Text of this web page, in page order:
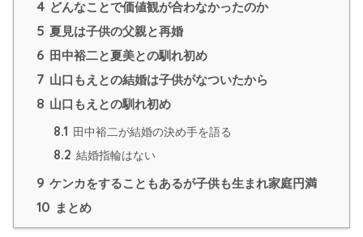
4 どんなことで価値観が合わなかったのか
5 夏見は子供の父親と再婚
6 田中裕二と夏美との馴れ初め
7 山口もえとの結婚は子供がなついたから
8 山口もえとの馴れ初め
8.1 田中裕二が結婚の決め手を語る
8.2 結婚指輪はない
9 ケンカをすることもあるが子供も生まれ家庭円満
10 まとめ